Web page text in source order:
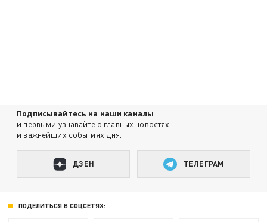
Подписывайтесь на наши каналы
и первыми узнавайте о главных новостях
и важнейших событиях дня.
ДЗЕН ТЕЛЕГРАМ
ПОДЕЛИТЬСЯ В СОЦСЕТЯХ: